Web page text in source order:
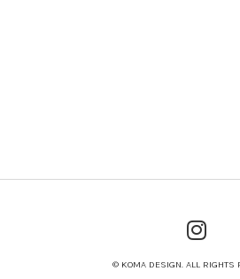
© KOMA DESIGN. ALL RIGHTS